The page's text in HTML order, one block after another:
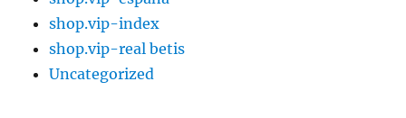
shop.vip-index
shop.vip-real betis
Uncategorized